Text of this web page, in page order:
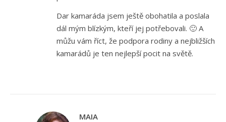
Dar kamaráda jsem ještě obohatila a poslala
dál mým blízkým, kteří jej potřebovali. 🙂 A
můžu vám říct, že podpora rodiny a nejbližších
kamarádů je ten nejlepší pocit na světě.
MAIA